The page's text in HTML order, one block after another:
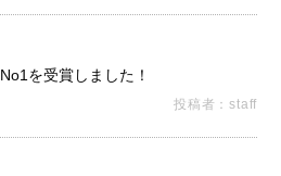
を受賞しました！
投稿者：staff